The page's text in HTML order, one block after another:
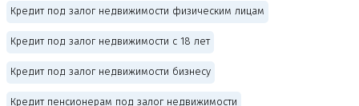
Кредит под залог недвижимости физическим лицам
Кредит под залог недвижимости с 18 лет
Кредит под залог недвижимости бизнесу
Кредит пенсионерам под залог недвижимости